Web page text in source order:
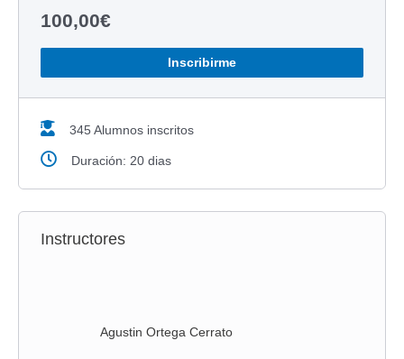
100,00€
Inscribirme
345 Alumnos inscritos
Duración: 20 dias
Instructores
Productos relacionados